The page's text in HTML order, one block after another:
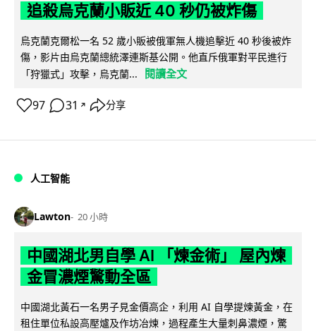
追殺烏克蘭小販近 40 秒仍被炸傷
烏克蘭克爾松一名 52 歲小販被俄軍無人機追擊近 40 秒後被炸
傷，影片由烏克蘭總統澤連斯基公開。他直斥俄軍對平民進行
「狩獵式」攻擊，烏克蘭...
閱讀全文
97 31 ↗ 分享
人工智能
Lawton 20 小時
中國湖北男自學 AI 「煉金術」 屋內煉
金冒濃煙驚動全區
中國湖北黃石一名男子見金價高企，利用 AI 自學提煉黃金，在
租住單位私設高壓爐及作坊冶煉，過程產生大量刺鼻濃煙，驚